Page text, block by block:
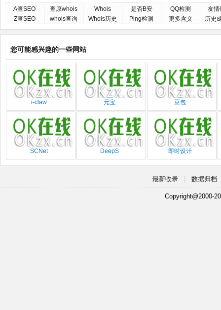
A查SEO
Z查SEO
查原whois
whois查询
Whois
Whois历史
是否B安
Ping检测
QQ检测
更多含义
友情
历史
您可能感兴趣的一些网站
i-claw 元宝 豆包
SCNet DeepS 即时设计
最新收录 数据归档
Copyright@2000-